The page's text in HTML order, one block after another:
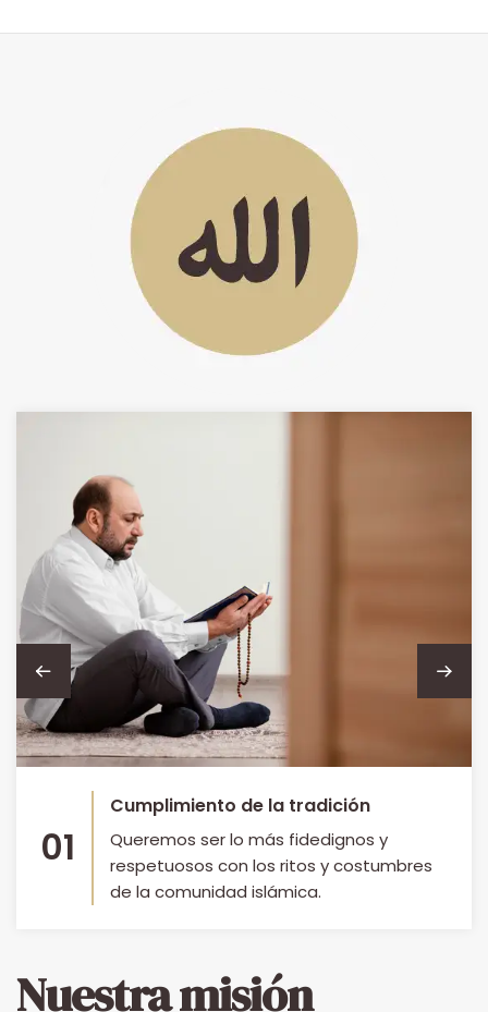
01
Cumplimiento de la tradición
Queremos ser lo más fidedignos y
respetuosos con los ritos y costumbres
de la comunidad islámica.
Nuestra misión